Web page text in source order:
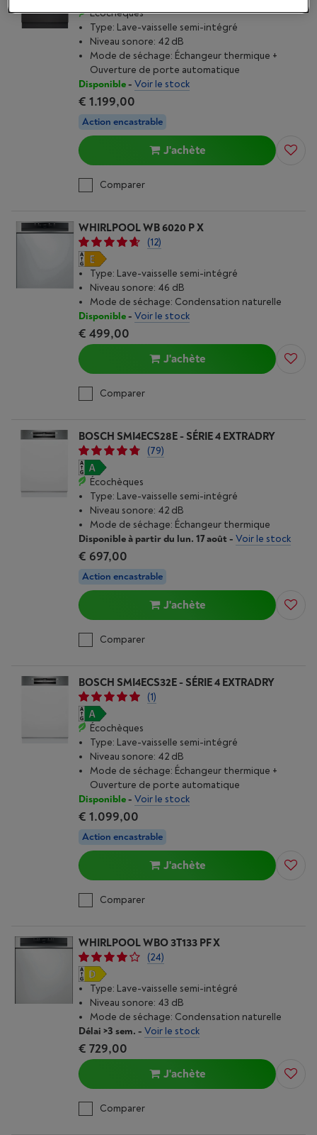
Écochèques
Type: Lave-vaisselle semi-intégré
Niveau sonore: 42 dB
Mode de séchage: Échangeur thermique +
Ouverture de porte automatique
Disponible- Voir le stock
€ 1.199,00
Action encastrable
J'achète
Comparer
WHIRLPOOL WB 6020 P X
(12)
Type: Lave-vaisselle semi-intégré
Niveau sonore: 46 dB
Mode de séchage: Condensation naturelle
Disponible- Voir le stock
€ 499,00
J'achète
Comparer
BOSCH SMI4ECS28E - SÉRIE 4 EXTRADRY
(79)
Écochèques
Type: Lave-vaisselle semi-intégré
Niveau sonore: 42 dB
Mode de séchage: Échangeur thermique
Disponible à partir du lun. 17 août- Voir le stock
€ 697,00
Action encastrable
J'achète
Comparer
BOSCH SMI4ECS32E - SÉRIE 4 EXTRADRY
(1)
Écochèques
Type: Lave-vaisselle semi-intégré
Niveau sonore: 42 dB
Mode de séchage: Échangeur thermique +
Ouverture de porte automatique
Disponible- Voir le stock
€ 1.099,00
Action encastrable
J'achète
Comparer
WHIRLPOOL WBO 3T133 PF X
(24)
Type: Lave-vaisselle semi-intégré
Niveau sonore: 43 dB
Mode de séchage: Condensation naturelle
Délai >3 sem. - Voir le stock
€ 729,00
J'achète
Comparer